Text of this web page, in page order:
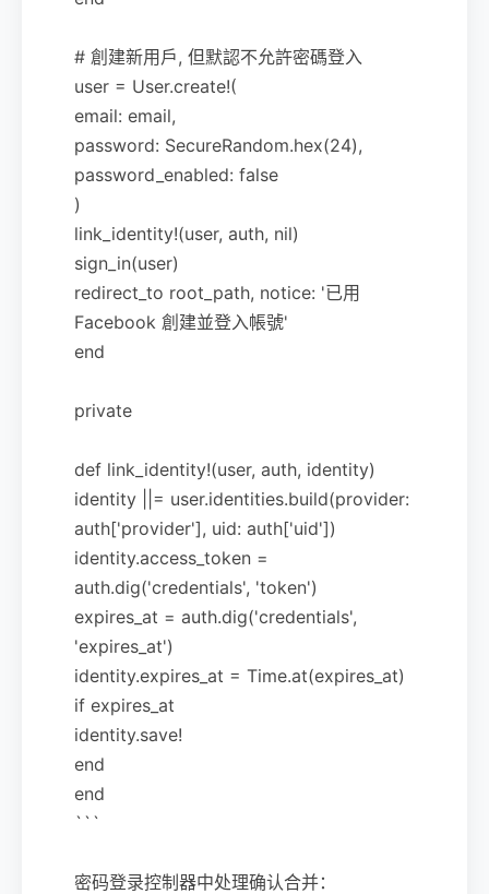
# 創建新用戶, 但默認不允許密碼登入
user = User.create!(
email: email,
password: SecureRandom.hex(24),
password_enabled: false
)
link_identity!(user, auth, nil)
sign_in(user)
redirect_to root_path, notice: '已用
Facebook 創建並登入帳號'
end
private
def link_identity!(user, auth, identity)
identity ||= user.identities.build(provider:
auth['provider'], uid: auth['uid'])
identity.access_token =
auth.dig('credentials', 'token')
expires_at = auth.dig('credentials',
'expires_at')
identity.expires_at = Time.at(expires_at)
if expires_at
identity.save!
end
end
```
密码登录控制器中处理确认合并：